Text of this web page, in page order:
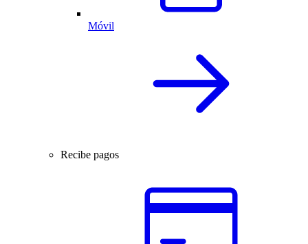
Móvil
Recibe pagos